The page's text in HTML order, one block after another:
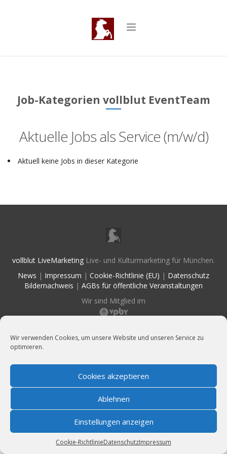
Wir verwenden Cookies, um unsere Website und unseren Service zu
optimieren.
Cookies akzeptieren
Ablehnen
Einstellungen anzeigen
Cookie-RichtlinieDatenschutzImpressum
Job-Kategorien vollblut EventTeam
Aktuelle Jobs als Service (m/w/d)
Aktuell keine Jobs in dieser Kategorie
vollblut LiveMarketing Live- und Kulturmarketing für München.
News | Impressum | Cookie-Richtlinie (EU) | Datenschutz
Bildernachweis | AGBs für öffentliche Veranstaltungen
Wir sind Mitglied im